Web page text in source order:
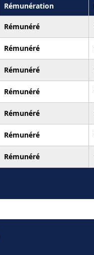
Rémunération
Rémunéré
Rémunéré
Rémunéré
Rémunéré
Rémunéré
Rémunéré
Rémunéré